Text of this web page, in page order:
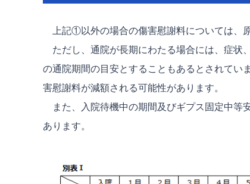
上記①以外の場合の傷害慰謝料については、
ただし、通院が長期にわたる場合には、症状
の通院期間の目安とすることもあるとされてい
害慰謝料が減額される可能性があります。
また、入院待機中の期間及びギプス固定中等
あります。